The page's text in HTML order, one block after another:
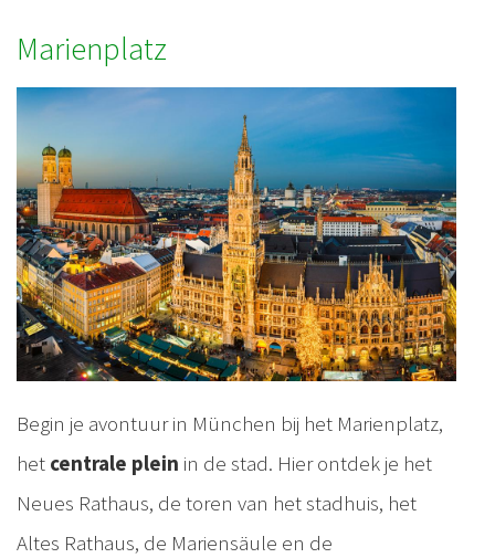
Marienplatz
Begin je avontuur in München bij het Marienplatz,
het centrale plein in de stad. Hier ontdek je het
Neues Rathaus, de toren van het stadhuis, het
Altes Rathaus, de Mariensäule en de